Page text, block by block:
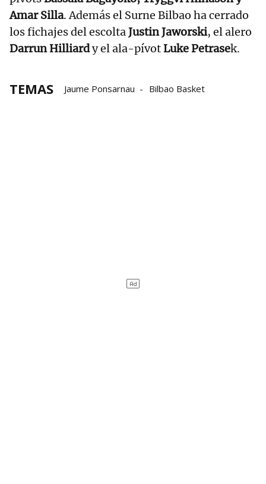
Amar Silla. Además el Surne Bilbao ha cerrado
los fichajes del escoltaJustin Jaworski, el alero
Darrun Hilliardy el ala-pívotLuke Petrasek.
TEMAS Jaume Ponsarnau Bilbao Basket